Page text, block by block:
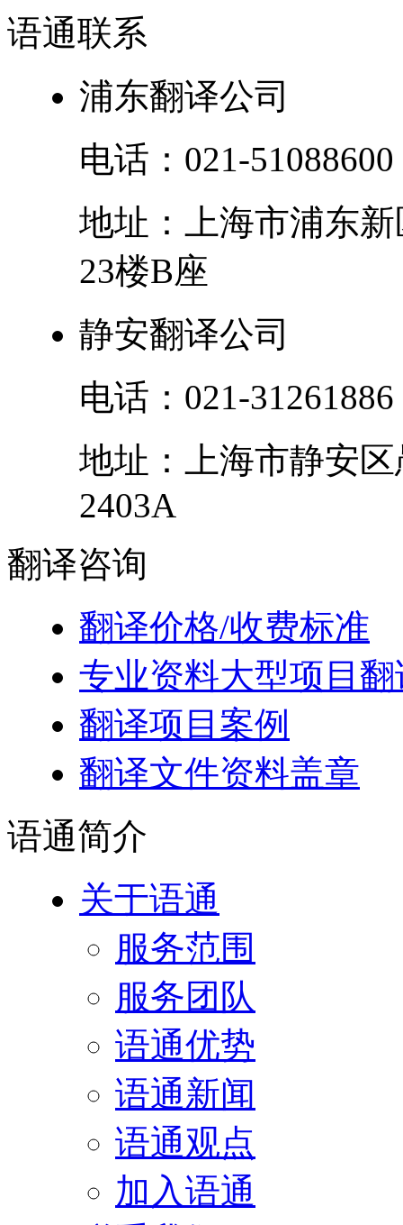
语通联系
浦东翻译公司
电话： 021-51088600
地址：
上海市浦东新
23楼B座
静安翻译公司
电话： 021-31261886
地址：
上海市静安区
2403A
翻译咨询
翻译价格/收费标准
专业资料大型项目翻
翻译项目案例
翻译文件资料盖章
语通简介
关于语通
服务范围
服务团队
语通优势
语通新闻
语通观点
加入语通